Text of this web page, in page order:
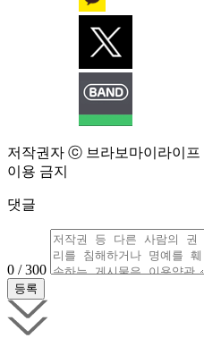
저작권자 ⓒ 브라보마이라이
이용 금지
댓글
0 / 300